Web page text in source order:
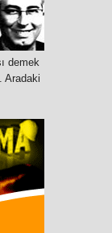
demek
Aradaki